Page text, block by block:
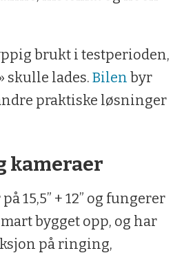
brukt i testperioden,
skulle lades. Bilen byr
praktiske løsninger
kameraer
15,5” + 12” og fungerer
bygget opp, og har
på ringing,